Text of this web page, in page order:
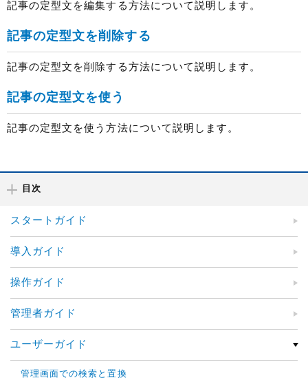
記事の定型文を編集する方法について説明します。
記事の定型文を削除する
記事の定型文を削除する方法について説明します。
記事の定型文を使う
記事の定型文を使う方法について説明します。
目次
スタートガイド
導入ガイド
操作ガイド
管理者ガイド
ユーザーガイド
管理画面での検索と置換